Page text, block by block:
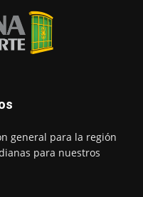
general para la región
para nuestros